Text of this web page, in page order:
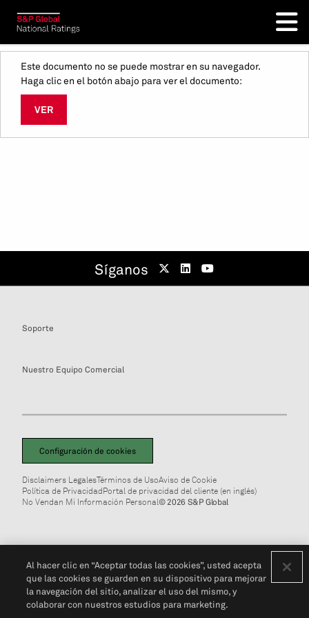
Este documento no se puede mostrar en su navegador.
Haga clic en el botón abajo para ver el documento:
VER
Síganos
Soporte
Nuestro Equipo Comercial
Configuración de cookies
Disclaimers LegalesTérminos de UsoAviso de Cookie
Política de PrivacidadPortal de privacidad del cliente (en inglés)
No Vendan Mi Información Personal© 2026 S&P Global
Al hacer clic en “Aceptar todas las cookies”, usted acepta
que las cookies se guarden en su dispositivo para mejorar
la navegación del sitio, analizar el uso del mismo, y
colaborar con nuestros estudios para marketing.